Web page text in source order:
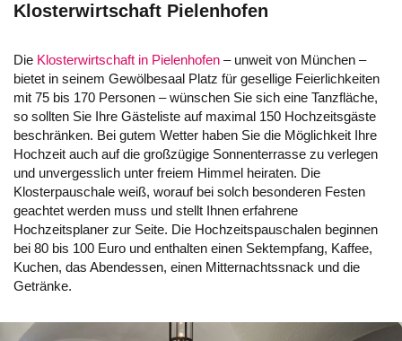
Klosterwirtschaft Pielenhofen
Die Klosterwirtschaft in Pielenhofen – unweit von München –
bietet in seinem Gewölbesaal Platz für gesellige Feierlichkeiten
mit 75 bis 170 Personen – wünschen Sie sich eine Tanzfläche,
so sollten Sie Ihre Gästeliste auf maximal 150 Hochzeitsgäste
beschränken. Bei gutem Wetter haben Sie die Möglichkeit Ihre
Hochzeit auch auf die großzügige Sonnenterrasse zu verlegen
und unvergesslich unter freiem Himmel heiraten. Die
Klosterpauschale weiß, worauf bei solch besonderen Festen
geachtet werden muss und stellt Ihnen erfahrene
Hochzeitsplaner zur Seite. Die Hochzeitspauschalen beginnen
bei 80 bis 100 Euro und enthalten einen Sektempfang, Kaffee,
Kuchen, das Abendessen, einen Mitternachtssnack und die
Getränke.